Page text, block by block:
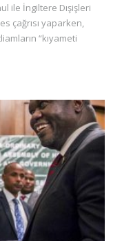
ile İngiltere Dışişleri
çağrısı yaparken,
“kıyameti